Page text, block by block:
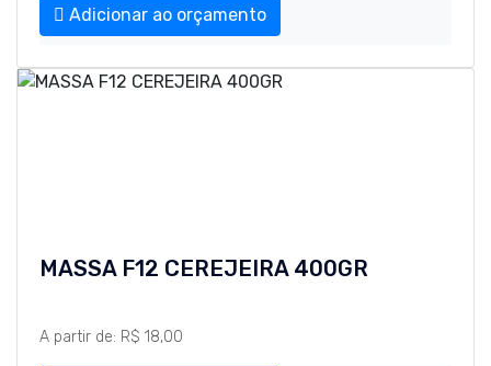
Adicionar ao orçamento
MASSA F12 CEREJEIRA 400GR
A partir de: R$ 18,00